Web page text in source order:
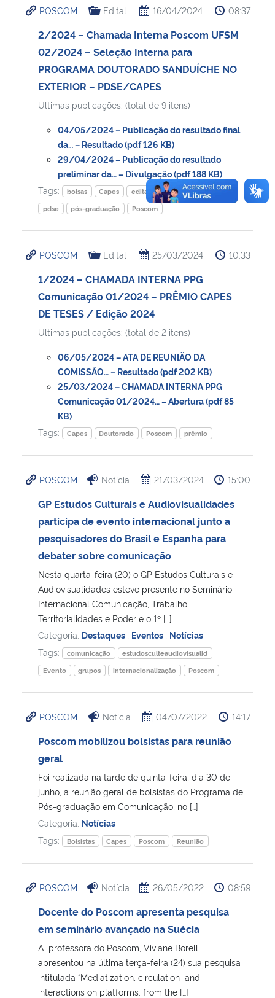
POSCOM Edital 16/04/2024 08:37
2/2024 – Chamada Interna Poscom UFSM
02/2024 – Seleção Interna para
PROGRAMA DOUTORADO SANDUÍCHE NO
EXTERIOR – PDSE/CAPES
Ultimas publicações: (total de 9 itens)
04/05/2024 – Publicação do resultado final
da… – Resultado (pdf 126 KB)
29/04/2024 – Publicação do resultado
preliminar da… – Divulgação (pdf 188 KB)
Tags:
bolsas Capes edital
internacionalização
pdse
pós-graduação Poscom
POSCOM Edital 25/03/2024 10:33
1/2024 – CHAMADA INTERNA PPG
Comunicação 01/2024 – PRÊMIO CAPES
DE TESES / Edição 2024
Ultimas publicações: (total de 2 itens)
06/05/2024 – ATA DE REUNIÃO DA
COMISSÃO… – Resultado (pdf 202 KB)
25/03/2024 – CHAMADA INTERNA PPG
Comunicação 01/2024… – Abertura (pdf 85
KB)
Tags:
Capes Doutorado Poscom prêmio
POSCOM Notícia 21/03/2024 15:00
GP Estudos Culturais e Audiovisualidades
participa de evento internacional junto a
pesquisadores do Brasil e Espanha para
debater sobre comunicação
Nesta quarta-feira (20) o GP Estudos Culturais e
Audiovisualidades esteve presente no Seminário
Internacional Comunicação, Trabalho,
Territorialidades e Poder e o 1º […]
Categoria: Destaques Eventos Notícias
Tags:
comunicação
estudosculteaudiovisualid
Evento
grupos internacionalização Poscom
POSCOM Notícia 04/07/2022 14:17
Poscom mobilizou bolsistas para reunião
geral
Foi realizada na tarde de quinta-feira, dia 30 de
junho, a reunião geral de bolsistas do Programa de
Pós-graduação em Comunicação, no […]
Categoria: Notícias
Tags:
Bolsistas Capes Poscom Reunião
POSCOM Notícia 26/05/2022 08:59
Docente do Poscom apresenta pesquisa
em seminário avançado na Suécia
A professora do Poscom, Viviane Borelli,
apresentou na última terça-feira (24) sua pesquisa
intitulada “Mediatization, circulation and
interactions on platforms: from the […]